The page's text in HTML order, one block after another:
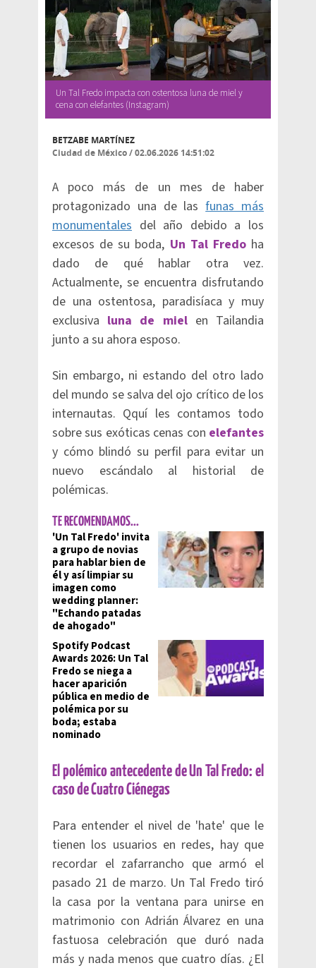
Un Tal Fredo impacta con ostentosa luna de miel y
cena con elefantes (Instagram)
BETZABE MARTÍNEZ
Ciudad de México/02.06.2026 14:51:02
A poco más de un mes de haber
protagonizado una de lasfunas más
monumentales del año debido a los
excesos de su boda, Un Tal Fredoha
dado de qué hablar otra vez.
Actualmente, se encuentra disfrutando
de una ostentosa, paradisíaca y muy
exclusiva luna de miel en Tailandia
junto a su ahora esposo.
Sin embargo, ni estando del otro lado
del mundo se salva del ojo crítico de los
internautas. Qquí les contamos todo
sobre sus exóticas cenas con elefantes
y cómo blindó su perfil para evitar un
nuevo escándalo al historial de
polémicas.
TE RECOMENDAMOS...
'Un Tal Fredo' invita
a grupo de novias
para hablar bien de
él y así limpiar su
imagen como
wedding planner:
"Echando patadas
de ahogado"
Spotify Podcast
Awards 2026: Un Tal
Fredo se niega a
hacer aparición
pública en medio de
polémica por su
boda; estaba
nominado
El polémico antecedente de Un Tal Fredo: el
caso de Cuatro Ciénegas
Para entender el nivel de 'hate' que le
tienen los usuarios en redes, hay que
recordar el zafarrancho que armó el
pasado 21 de marzo. Un Tal Fredo tiró
la casa por la ventana para unirse en
matrimonio con Adrián Álvarez en una
fastuosa celebración que duró nada
más y nada menos que cuatro días. ¿El